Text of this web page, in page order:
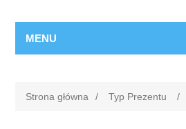
MENU
Strona główna / Typ Prezentu /